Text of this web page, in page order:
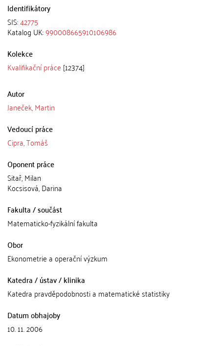
Identifikátory
SIS:42775
Katalog UK:990008665910106986
Kolekce
Kvalifikační práce [12374]
Autor
Janeček, Martin
Vedoucí práce
Cipra, Tomáš
Oponent práce
Sitař, Milan
Kocsisová, Darina
Fakulta / součást
Matematicko-fyzikální fakulta
Obor
Ekonometrie a operační výzkum
Katedra / ústav / klinika
Katedra pravděpodobnosti a matematické statistiky
Datum obhajoby
10. 11. 2006